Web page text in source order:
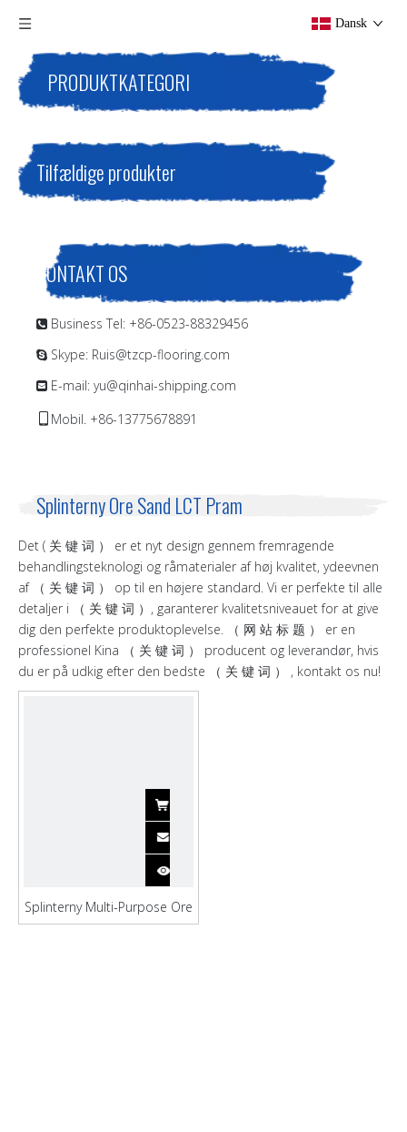
Dansk
PRODUKTKATEGORI
Tilfældige produkter
KONTAKT OS
 Business Tel: +86-0523-88329456
 Skype: Ruis@tzcp-flooring.com
 E-mail: yu@qinhai-shipping.com
Mobil. +86-13775678891
Splinterny Ore Sand LCT Pram
Det ( 关 键 词 ） er et nyt design gennem fremragende
behandlingsteknologi og råmaterialer af høj kvalitet, ydeevnen
af ​​（ 关 键 词 ） op til en højere standard. Vi er perfekte til alle
detaljer i （ 关 键 词 ）, garanterer kvalitetsniveauet for at give
dig den perfekte produktoplevelse. （ 网 站 标 题 ） er en
professionel Kina （ 关 键 词 ） producent og leverandør, hvis
du er på udkig efter den bedste （ 关 键 词 ） , kontakt os nu!
Splinterny Multi-Purpose Ore
Sand LCT pram